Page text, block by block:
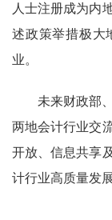
人士注册成为内
述政策举措极大
业。
未来财政部
两地会计行业交
开放、信息共享
计行业高质量发展